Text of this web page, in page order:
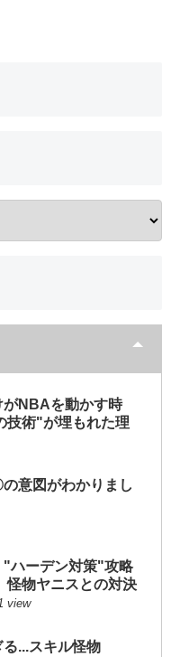
がNBAを動かす時
技術"が埋もれた理
意図がわかりまし
"ハーデン対策"攻略
怪物ヤニスとの対決
1 view
...スキル怪物